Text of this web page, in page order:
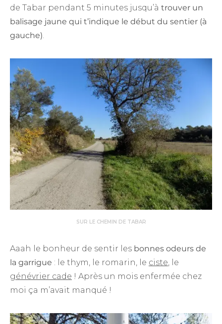
de Tabar pendant 5 minutes jusqu’à trouver un
balisage jaune qui t’indique le début du sentier (à
gauche).
SUR LE CHEMIN DE TABAR
Aaah le bonheur de sentir les bonnes odeurs de
la garrigue : le thym, le romarin, le ciste, le
génévrier cade ! Après un mois enfermée chez
moi ça m’avait manqué !